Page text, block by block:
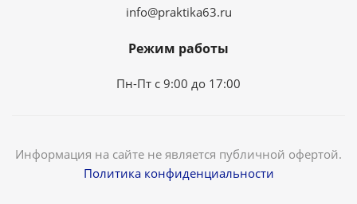
info@praktika63.ru
Режим работы
Пн-Пт с 9:00 до 17:00
Информация на сайте не является публичной офертой.
Политика конфиденциальности